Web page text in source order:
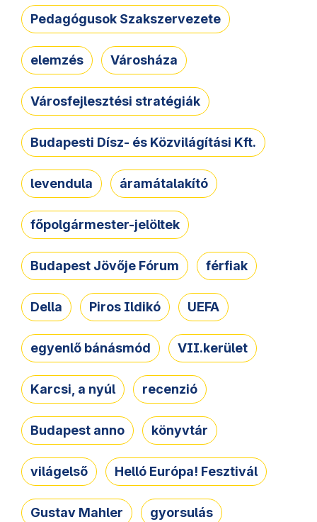
Pedagógusok Szakszervezete
elemzés Városháza
Városfejlesztési stratégiák
Budapesti Dísz- és Közvilágítási Kft.
levendula áramátalakító
főpolgármester-jelöltek
Budapest Jövője Fórum férfiak
Della Piros Ildikó UEFA
egyenlő bánásmód VII.kerület
Karcsi, a nyúl recenzió
Budapest anno könyvtár
világelső Helló Európa! Fesztivál
Gustav Mahler gyorsulás